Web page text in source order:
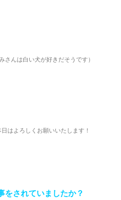
さんは白い犬が好きだそうです）
はよろしくお願いいたします！
をされていましたか？